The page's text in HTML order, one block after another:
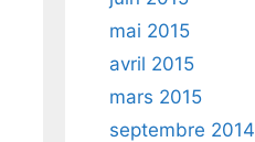
mai 2015
avril 2015
mars 2015
septembre 2014